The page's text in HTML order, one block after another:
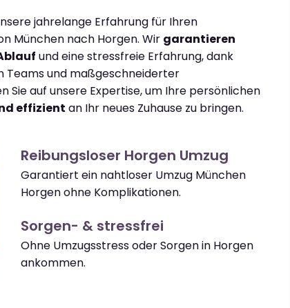
jahrelange Erfahrung für Ihren
München nach Horgen. Wir garantieren
und eine stressfreie Erfahrung, dank
Teams und maßgeschneiderter
Sie auf unsere Expertise, um Ihre persönlichen
effizient an Ihr neues Zuhause zu bringen.
Reibungsloser Horgen Umzug
Garantiert ein nahtloser Umzug München
Horgen ohne Komplikationen.
Sorgen- & stressfrei
Ohne Umzugsstress oder Sorgen in Horgen
ankommen.